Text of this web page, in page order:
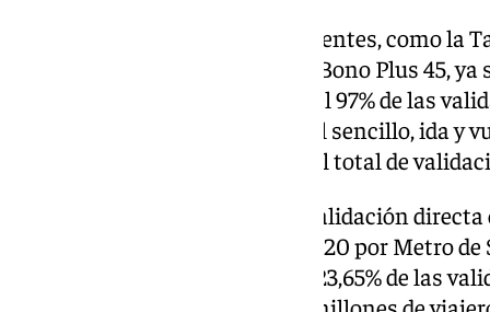
Los títulos de transporte recurrentes, como la
Transportes, el Bonometro y el Bono Plus 45,
contacto o bancaria, absorben el 97% de las
transporte ocasionales, como el sencillo, ida y
alcanza en su conjunto el 3% del total de
Cabe reseñar, también, que la validación
lanzado de forma pionera en 2020 por Metro
alcanzó en 2024 una cuota del 23,65% de las